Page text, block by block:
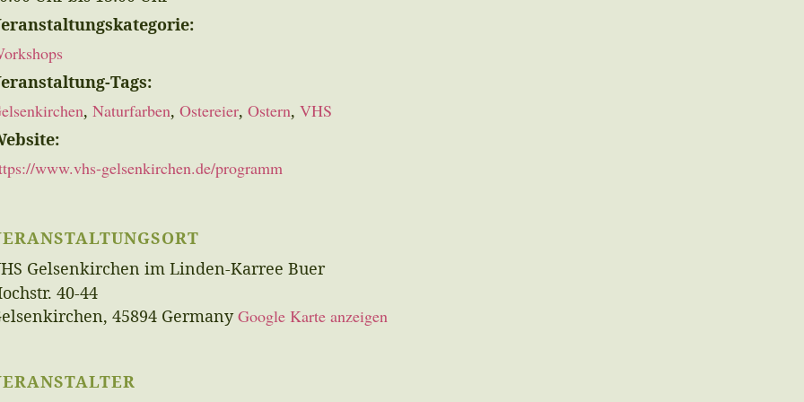
Tags:
, Naturfarben, Ostereier, Ostern, VHS
www.vhs-gelsenkirchen.de/programm
Gelsenkirchen im Linden-Karree Buer
40-44
, 45894 Germany Google Karte anzeigen